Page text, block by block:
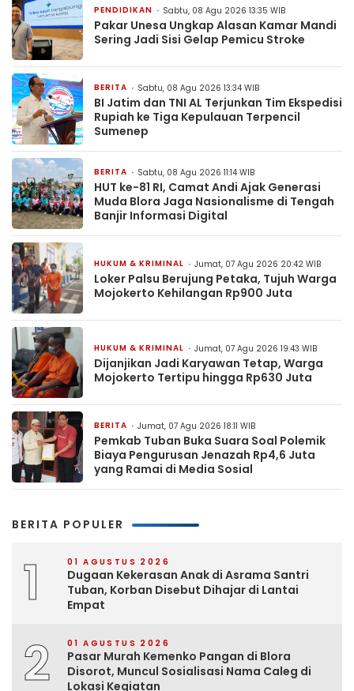
PENDIDIKAN Sabtu, 08 Agu 2026 13:35 WIB
Pakar Unesa Ungkap Alasan Kamar Mandi
Sering Jadi Sisi Gelap Pemicu Stroke
BERITA Sabtu, 08 Agu 2026 13:34 WIB
BI Jatim dan TNI AL Terjunkan Tim Ekspedisi
Rupiah ke Tiga Kepulauan Terpencil
Sumenep
BERITA Sabtu, 08 Agu 2026 11:14 WIB
HUT ke-81 RI, Camat Andi Ajak Generasi
Muda Blora Jaga Nasionalisme di Tengah
Banjir Informasi Digital
HUKUM & KRIMINAL Jumat, 07 Agu 2026 20:42 WIB
Loker Palsu Berujung Petaka, Tujuh Warga
Mojokerto Kehilangan Rp900 Juta
HUKUM & KRIMINAL Jumat, 07 Agu 2026 19:43 WIB
Dijanjikan Jadi Karyawan Tetap, Warga
Mojokerto Tertipu hingga Rp630 Juta
BERITA Jumat, 07 Agu 2026 18:11 WIB
Pemkab Tuban Buka Suara Soal Polemik
Biaya Pengurusan Jenazah Rp4,6 Juta
yang Ramai di Media Sosial
BERITA POPULER
1 01 AGUSTUS 2026
Dugaan Kekerasan Anak di Asrama Santri
Tuban, Korban Disebut Dihajar di Lantai
Empat
2 01 AGUSTUS 2026
Pasar Murah Kemenko Pangan di Blora
Disorot, Muncul Sosialisasi Nama Caleg di
Lokasi Kegiatan